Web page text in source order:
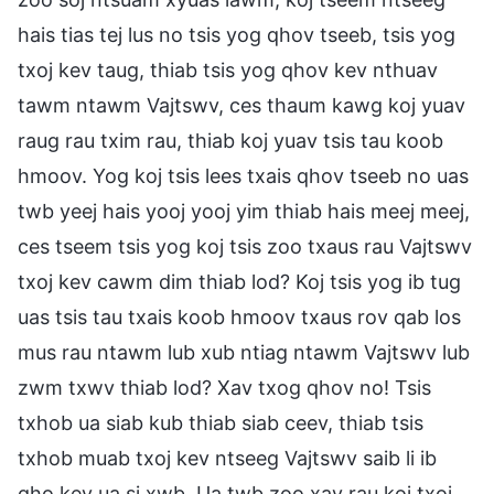
hais tias tej lus no tsis yog qhov tseeb, tsis yog
txoj kev taug, thiab tsis yog qhov kev nthuav
tawm ntawm Vajtswv, ces thaum kawg koj yuav
raug rau txim rau, thiab koj yuav tsis tau koob
hmoov. Yog koj tsis lees txais qhov tseeb no uas
twb yeej hais yooj yooj yim thiab hais meej meej,
ces tseem tsis yog koj tsis zoo txaus rau Vajtswv
txoj kev cawm dim thiab lod? Koj tsis yog ib tug
uas tsis tau txais koob hmoov txaus rov qab los
mus rau ntawm lub xub ntiag ntawm Vajtswv lub
zwm txwv thiab lod? Xav txog qhov no! Tsis
txhob ua siab kub thiab siab ceev, thiab tsis
txhob muab txoj kev ntseeg Vajtswv saib li ib